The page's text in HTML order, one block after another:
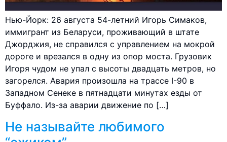
Нью-Йорк: 26 августа 54-летний Игорь Симаков,
иммигрант из Беларуси, проживающий в штате
Джорджия, не справился с управлением на мокрой
дороге и врезался в одну из опор моста. Грузовик
Игоря чудом не упал с высоты двадцать метров, но
загорелся. Авария произошла на трассе I-90 в
Западном Сенеке в пятнадцати минутах езды от
Буффало. Из-за аварии движение по […]
Не называйте любимого